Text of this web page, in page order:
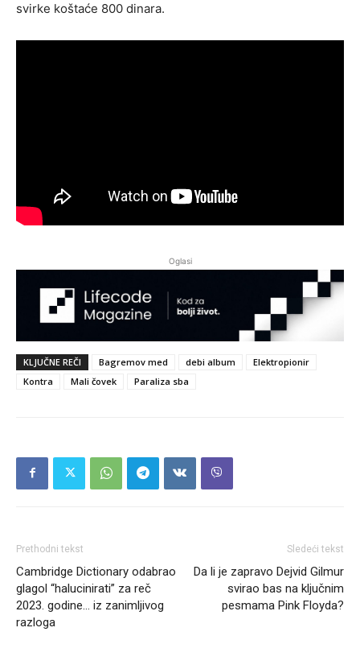
svirke koštaće 800 dinara.
Oglasi
KLJUČNE REČI Bagremov med debi album
Elektropionir
Kontra
Mali čovek Paraliza sba
Prethodni tekst
Cambridge Dictionary odabrao
glagol “halucinirati” za reč
2023. godine… iz zanimljivog
razloga
Sledeći tekst
Da li je zapravo Dejvid Gilmur
svirao bas na ključnim
pesmama Pink Floyda?